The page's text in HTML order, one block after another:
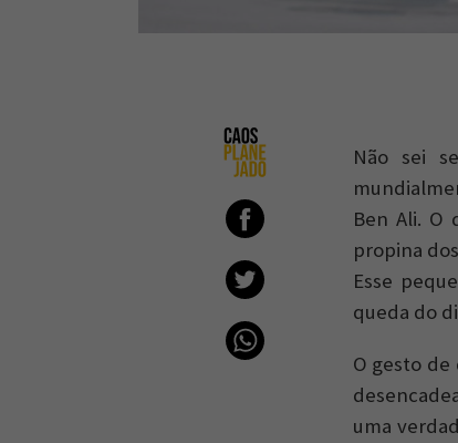
Não sei
Ben Ali. O
propina
Esse
queda do
O gesto
uma